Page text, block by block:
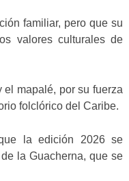
familiar, pero que su
valores culturales de
mapalé, por su fuerza
folclórico del Caribe.
la edición 2026 se
la Guacherna, que se